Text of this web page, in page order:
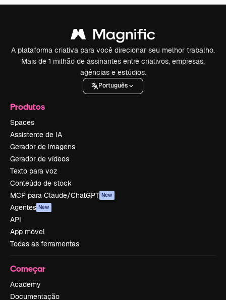
A plataforma criativa para você direcionar seu melhor trabalho.
Mais de 1 milhão de assinantes entre criativos, empresas,
agências e estúdios.
Português
Produtos
Spaces
Assistente de IA
Gerador de imagens
Gerador de vídeos
Texto para voz
Conteúdo de stock
MCP para Claude/ChatGPT New
Agentes New
API
App móvel
Todas as ferramentas
Começar
Academy
Documentação